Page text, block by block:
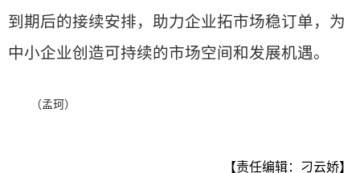
到期后的接续安排，助力企业拓市场稳订单，为
中小企业创造可持续的市场空间和发展机遇。
（孟珂）
【责任编辑：刁云娇】